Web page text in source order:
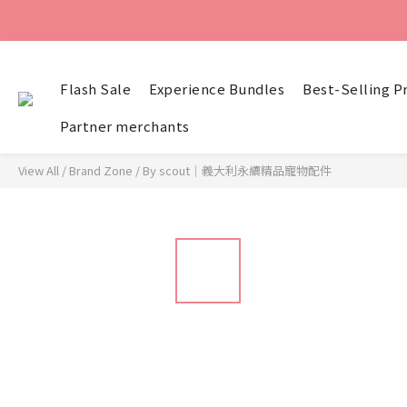
Flash Sale Experience Bundles Best-Selling
Partner merchants
View All / Brand Zone / By scout｜義大利永續精品寵物配件